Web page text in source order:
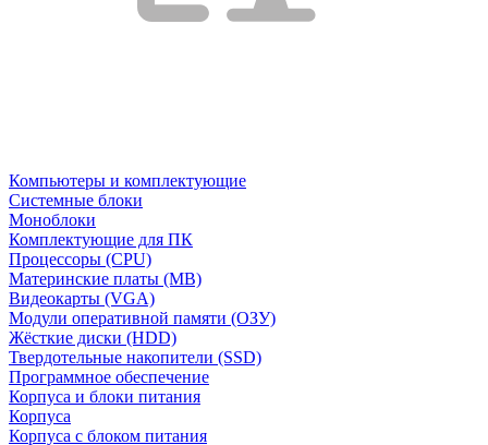
Компьютеры и комплектующие
Системные блоки
Моноблоки
Комплектующие для ПК
Процессоры (CPU)
Материнские платы (MB)
Видеокарты (VGA)
Модули оперативной памяти (ОЗУ)
Жёсткие диски (HDD)
Твердотельные накопители (SSD)
Программное обеспечение
Корпуса и блоки питания
Корпуса
Корпуса с блоком питания